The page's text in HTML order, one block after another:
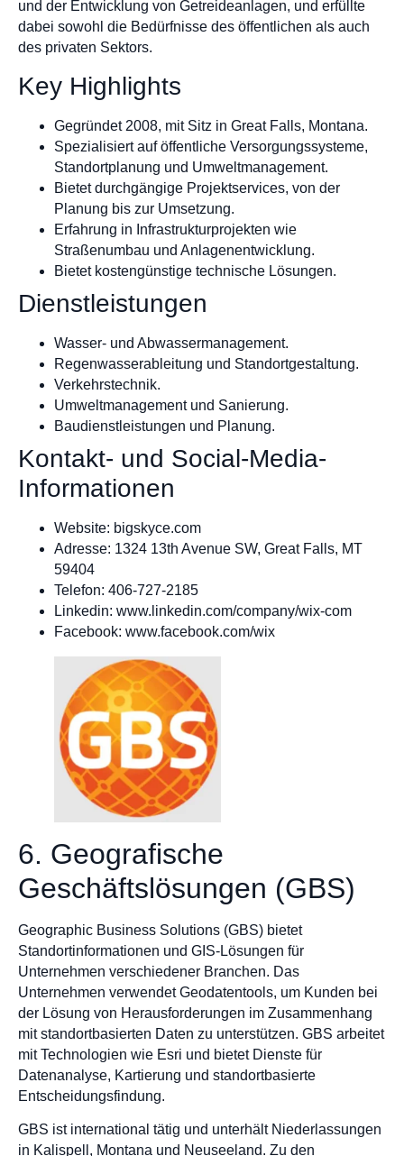
und der Entwicklung von Getreideanlagen, und erfüllte
dabei sowohl die Bedürfnisse des öffentlichen als auch
des privaten Sektors.
Key Highlights
Gegründet 2008, mit Sitz in Great Falls, Montana.
Spezialisiert auf öffentliche Versorgungssysteme,
Standortplanung und Umweltmanagement.
Bietet durchgängige Projektservices, von der
Planung bis zur Umsetzung.
Erfahrung in Infrastrukturprojekten wie
Straßenumbau und Anlagenentwicklung.
Bietet kostengünstige technische Lösungen.
Dienstleistungen
Wasser- und Abwassermanagement.
Regenwasserableitung und Standortgestaltung.
Verkehrstechnik.
Umweltmanagement und Sanierung.
Baudienstleistungen und Planung.
Kontakt- und Social-Media-
Informationen
Website: bigskyce.com
Adresse: 1324 13th Avenue SW, Great Falls, MT
59404
Telefon: 406-727-2185
Linkedin: www.linkedin.com/company/wix-com
Facebook: www.facebook.com/wix
6. Geografische
Geschäftslösungen (GBS)
Geographic Business Solutions (GBS) bietet
Standortinformationen und GIS-Lösungen für
Unternehmen verschiedener Branchen. Das
Unternehmen verwendet Geodatentools, um Kunden bei
der Lösung von Herausforderungen im Zusammenhang
mit standortbasierten Daten zu unterstützen. GBS arbeitet
mit Technologien wie Esri und bietet Dienste für
Datenanalyse, Kartierung und standortbasierte
Entscheidungsfindung.
GBS ist international tätig und unterhält Niederlassungen
in Kalispell, Montana und Neuseeland. Zu den